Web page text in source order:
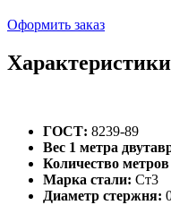
Оформить заказ
Характеристики
ГОСТ: 8239-89
Вес 1 метра
Количество
Марка стали: Ст3
Диаметр стержня: